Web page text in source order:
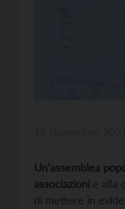
Un’assemblea
associazioni e alla
di mettere in